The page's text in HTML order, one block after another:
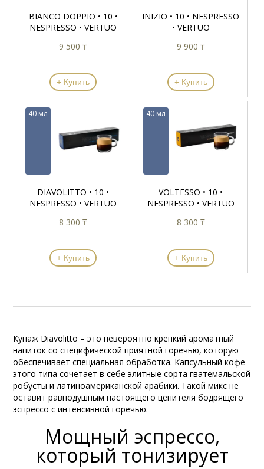
BIANCO DOPPIO • 10 •
NESPRESSO • VERTUO
9 500 ₸
+ Купить
INIZIO • 10 • NESPRESSO
• VERTUO
9 900 ₸
+ Купить
40 мл
DIAVOLITTO • 10 •
NESPRESSO • VERTUO
8 300 ₸
+ Купить
40 мл
VOLTESSO • 10 •
NESPRESSO • VERTUO
8 300 ₸
+ Купить
Купаж Diavоlitto – это невероятно крепкий ароматный
напиток со специфической приятной горечью, которую
обеспечивает специальная обработка. Капсульный кофе
этого типа сочетает в себе элитные сорта гватемальской
робусты и латиноамериканской арабики. Такой микс не
оставит равнодушным настоящего ценителя бодрящего
эспрессо с интенсивной горечью.
Мощный эспрессо,
который тонизирует